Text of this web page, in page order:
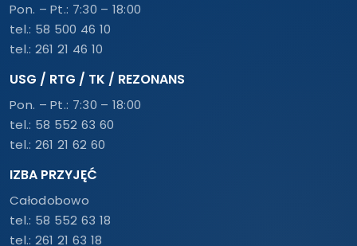
Pon. – Pt.: 7:30 – 18:00
tel.: 58 500 46 10
tel.: 261 21 46 10
USG / RTG / TK / REZONANS
Pon. – Pt.: 7:30 – 18:00
tel.: 58 552 63 60
tel.: 261 21 62 60
IZBA PRZYJĘĆ
Całodobowo
tel.: 58 552 63 18
tel.: 261 21 63 18